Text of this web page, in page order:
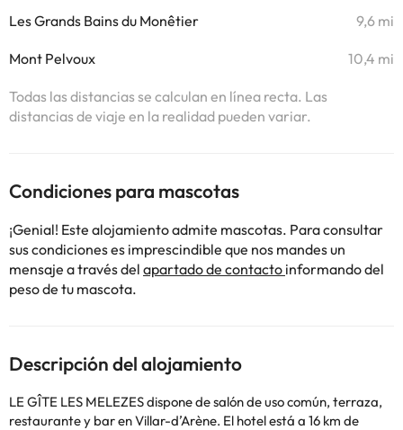
Les Grands Bains du Monêtier 9,6 mi
Mont Pelvoux 10,4 mi
Todas las distancias se calculan en línea recta. Las
distancias de viaje en la realidad pueden variar.
Condiciones para mascotas
¡Genial! Este alojamiento admite mascotas. Para consultar
sus condiciones es imprescindible que nos mandes un
mensaje a través del apartado de contacto informando del
peso de tu mascota.
Descripción del alojamiento
LE GÎTE LES MELEZES dispone de salón de uso común, terraza,
restaurante y bar en Villar-dʼArène. El hotel está a 16 km de